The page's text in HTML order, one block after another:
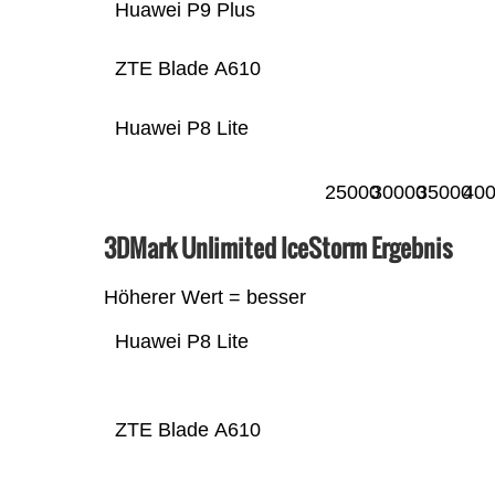
Huawei P8 Lite
ZTE Blade A610
Huawei P9 Plus
250003000035000
3DMark Unlimited IceStorm Ergebnis
Höherer Wert = besser
ZTE Blade A610
Huawei P8 Lite